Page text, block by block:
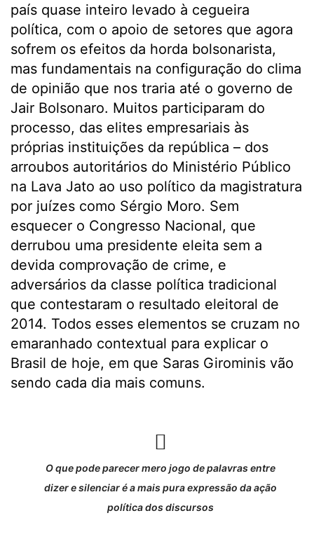
país quase inteiro levado à cegueira
política, com o apoio de setores que agora
sofrem os efeitos da horda bolsonarista,
mas fundamentais na configuração do clima
de opinião que nos traria até o governo de
Jair Bolsonaro. Muitos participaram do
processo, das elites empresariais às
próprias instituições da república – dos
arroubos autoritários do Ministério Público
na Lava Jato ao uso político da magistratura
por juízes como Sérgio Moro. Sem
esquecer o Congresso Nacional, que
derrubou uma presidente eleita sem a
devida comprovação de crime, e
adversários da classe política tradicional
que contestaram o resultado eleitoral de
2014. Todos esses elementos se cruzam no
emaranhado contextual para explicar o
Brasil de hoje, em que Saras Girominis vão
sendo cada dia mais comuns.
O que pode parecer mero jogo de palavras entre
dizer e silenciar é a mais pura expressão da ação
política dos discursos